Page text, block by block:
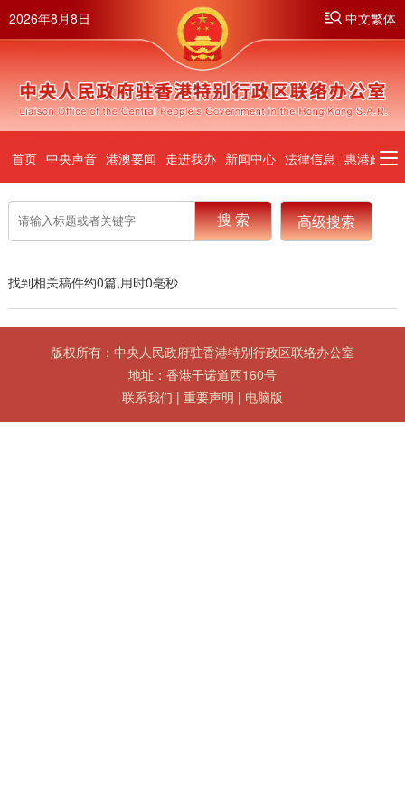
2026年8月8日 中文繁体
首页 中央声音 港澳要闻 走进我办 新闻中心 法律信息 惠港政策
高级搜索
筛选
搜索位置： 不限 标题 全文
排序方式： 智能排序 时间排序
不限 一周内 一月内 一年内
找到相关稿件约0篇,用时0毫秒
版权所有：中央人民政府驻香港特别行政区联络办公室
地址：香港干诺道西160号
联系我们 | 重要声明 | 电脑版